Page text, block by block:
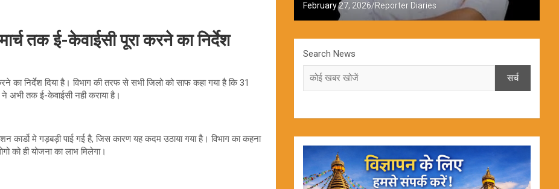
तक ई-केवाईसी पूरा करने का निर्देश
का निर्देश दिया है। विभाग की तरफ से सभी जिलो को साफ कहा गया है कि 31
अभी तक ई-केवाईसी नही कराया है।
कार्डो मे गड़बड़ी पाई गई है, जिस कारण यह कदम उठाया गया है। विभाग का कहना
को ही योजना का लाभ मिलेगा।
February 27, 2026 Reporter Diaries
Search News
सर्च